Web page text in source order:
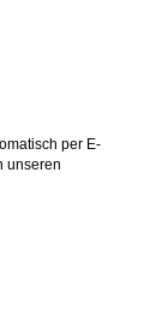
per E-
unseren